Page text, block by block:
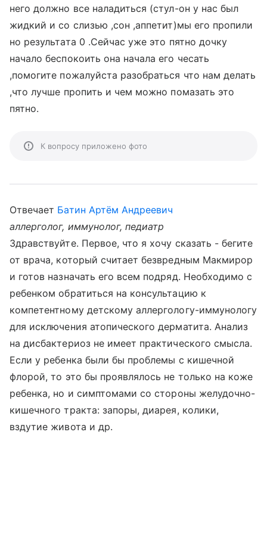
него должно все наладиться (стул-он у нас был
жидкий и со слизью ,сон ,аппетит)мы его пропили
но результата 0 .Сейчас уже это пятно дочку
начало беспокоить она начала его чесать
,помогите пожалуйста разобраться что нам делать
,что лучше пропить и чем можно помазать это
пятно.
К вопросу приложено фото
Отвечает Батин Артём Андреевич
аллерголог, иммунолог, педиатр
Здравствуйте. Первое, что я хочу сказать - бегите
от врача, который считает безвредным Макмирор
и готов назначать его всем подряд. Необходимо с
ребенком обратиться на консультацию к
компетентному детскому аллергологу-иммунологу
для исключения атопического дерматита. Анализ
на дисбактериоз не имеет практического смысла.
Если у ребенка были бы проблемы с кишечной
флорой, то это бы проявлялось не только на коже
ребенка, но и симптомами со стороны желудочно-
кишечного тракта: запоры, диарея, колики,
вздутие живота и др.